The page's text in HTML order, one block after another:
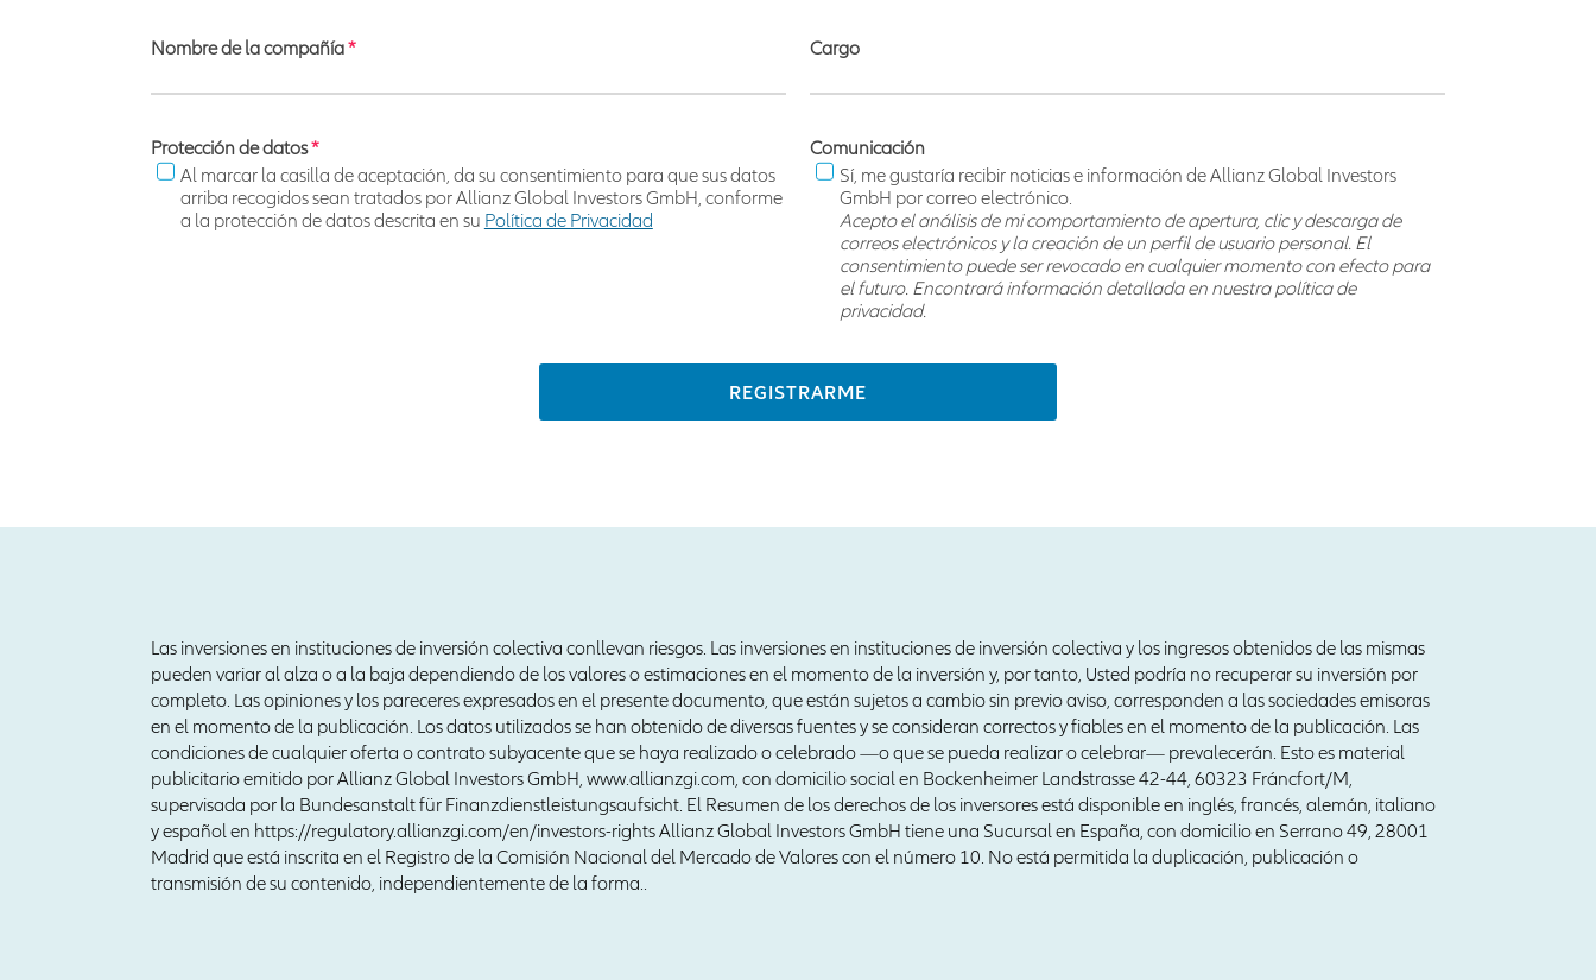
Nombre de la compañía* Cargo
Protección de datos*
Al marcar la casilla de aceptación, da su consentimiento para que sus datos
arriba recogidos sean tratados por Allianz Global Investors GmbH, conforme
a la protección de datos descrita en su Política de Privacidad
Comunicación
Sí, me gustaría recibir noticias e información de Allianz Global Investors
GmbH por correo electrónico.
Acepto el análisis de mi comportamiento de apertura, clic y descarga de
correos electrónicos y la creación de un perfil de usuario personal. El
consentimiento puede ser revocado en cualquier momento con efecto para
el futuro. Encontrará información detallada en nuestra política de
privacidad.
REGISTRARME
Las inversiones en instituciones de inversión colectiva conllevan riesgos. Las inversiones en instituciones de inversión colectiva y los ingresos obtenidos de las mismas
pueden variar al alza o a la baja dependiendo de los valores o estimaciones en el momento de la inversión y, por tanto, Usted podría no recuperar su inversión por
completo. Las opiniones y los pareceres expresados en el presente documento, que están sujetos a cambio sin previo aviso, corresponden a las sociedades emisoras
en el momento de la publicación. Los datos utilizados se han obtenido de diversas fuentes y se consideran correctos y fiables en el momento de la publicación. Las
condiciones de cualquier oferta o contrato subyacente que se haya realizado o celebrado —o que se pueda realizar o celebrar— prevalecerán. Esto es material
publicitario emitido por Allianz Global Investors GmbH, www.allianzgi.com, con domicilio social en Bockenheimer Landstrasse 42-44, 60323 Fráncfort/M,
supervisada por la Bundesanstalt für Finanzdienstleistungsaufsicht. El Resumen de los derechos de los inversores está disponible en inglés, francés, alemán, italiano
y español en https://regulatory.allianzgi.com/en/investors-rights Allianz Global Investors GmbH tiene una Sucursal en España, con domicilio en Serrano 49, 28001
Madrid que está inscrita en el Registro de la Comisión Nacional del Mercado de Valores con el número 10. No está permitida la duplicación, publicación o
transmisión de su contenido, independientemente de la forma..